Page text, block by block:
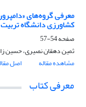
معرفی گروه‌های
کشاورزی دانشگاه
صفحه54-57
ثمین دهقان نصیری، حسین
مشاهده مقاله
اصل
معرفی کتاب